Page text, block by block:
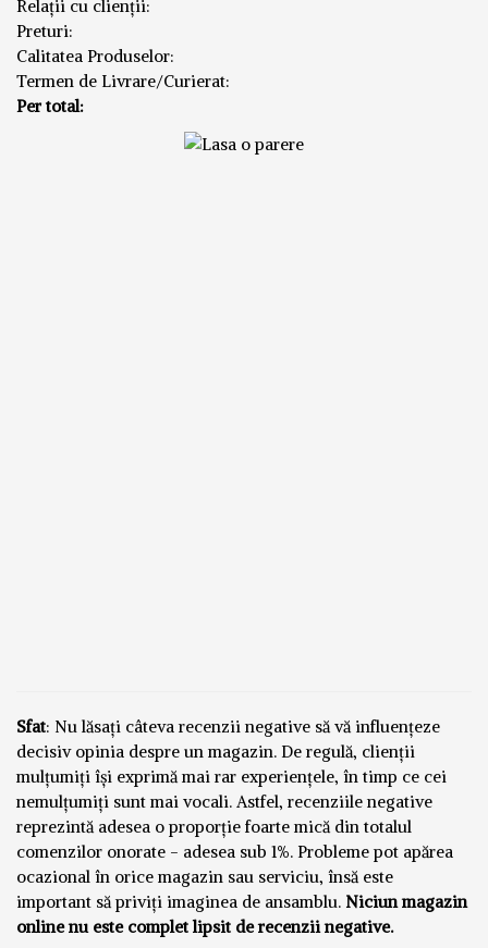
Relații cu clienții:
Preturi:
Calitatea Produselor:
Termen de Livrare/Curierat:
Per total:
Sfat: Nu lăsați câteva recenzii negative să vă influențeze
decisiv opinia despre un magazin. De regulă, clienții
mulțumiți își exprimă mai rar experiențele, în timp ce cei
nemulțumiți sunt mai vocali. Astfel, recenziile negative
reprezintă adesea o proporție foarte mică din totalul
comenzilor onorate - adesea sub 1%. Probleme pot apărea
ocazional în orice magazin sau serviciu, însă este
important să priviți imaginea de ansamblu. Niciun magazin
online nu este complet lipsit de recenzii negative.